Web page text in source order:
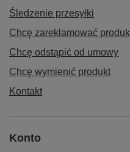
Śledzenie przesyłki
Chcę zareklamować
Chcę odstąpić od umowy
Chcę wymienić produkt
Kontakt
Konto